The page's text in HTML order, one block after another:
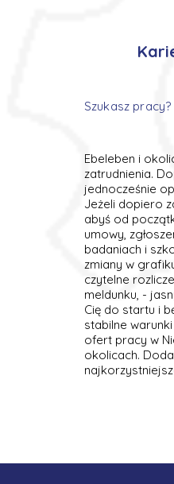
Szukasz
Ebeleben i
zatrudnienia.
jednocześnie
Jeżeli dopiero
abyś od
umowy,
badaniach i
zmiany w
czytelne
meldunku, -
Cię do startu i
stabilne
ofert pracy w
okolicach.